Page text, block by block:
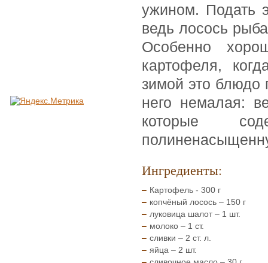
ужином. Подать
ведь лосось
Особенно
картофеля,
зимой это блюдо
него немалая:
которые
Ингредиенты:
Картофель - 300 г
копчёный лосось – 150 г
луковица шалот – 1 шт.
молоко – 1 ст.
сливки – 2 ст. л.
яйца – 2 шт.